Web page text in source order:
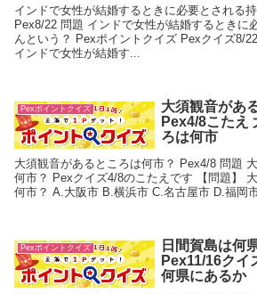
インドで女性が結婚するときに必要とされる
Pex8/22 問題 インドで女性が結婚するときに
んという？ Pexポイントクイズ Pexクイズ8/
インドで女性が結婚す...
Pexポイントクイズ
大須観音があ
Pex4/8こたえ
ろは何市
大須観音があるところは何市？ Pex4/8 問題
何市？ Pexクイズ4/8のこたえです 【問題】
何市？ A.大阪市 B.横浜市 C.名古屋市 D.福岡市
Pexポイントクイズ
日間賀島は何
Pex11/16クイ
何県にあるか